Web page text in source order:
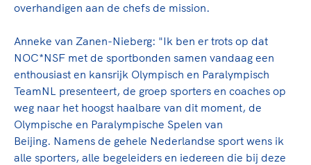
overhandigen aan de chefs de mission.
Anneke van Zanen-Nieberg: "Ik ben er trots op dat
NOC*NSF met de sportbonden samen vandaag een
enthousiast en kansrijk Olympisch en Paralympisch
TeamNL presenteert, de groep sporters en coaches op
weg naar het hoogst haalbare van dit moment, de
Olympische en Paralympische Spelen van
Beijing. Namens de gehele Nederlandse sport wens ik
alle sporters, alle begeleiders en iedereen die bij deze